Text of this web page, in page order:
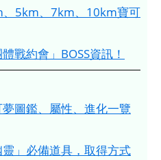
、5km、7km、10km寶可
戰約會」BOSS資訊！
圖鑑、屬性、進化一覽
」必備道具，取得方式